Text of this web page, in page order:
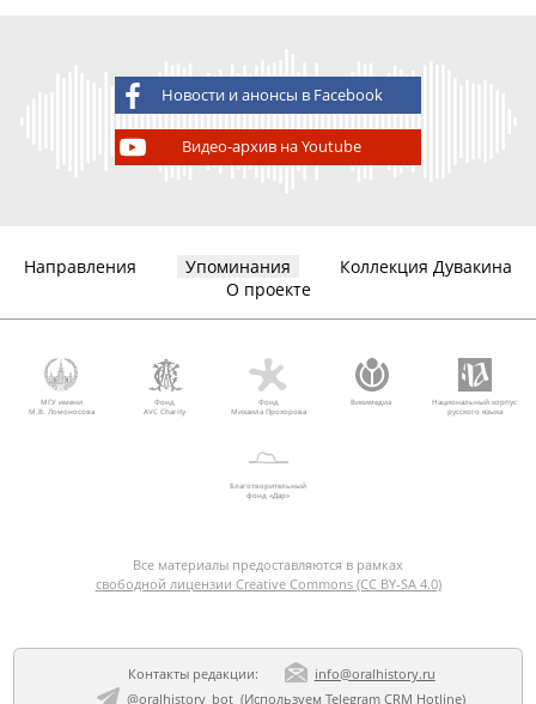
Новости и анонсы в Facebook
Видео-архив на Youtube
Направления Упоминания
Коллекция Дувакина
О проекте
МГУ имени
М.В. Ломоносова
Фонд
AVC Charity
Фонд
Михаила Прохорова
Викимедиа
Национальный корпус
русского языка
Благотворительный
фонд «Дар»
Все материалы предоставляются в рамках
свободной лицензии Creative Commons (CC BY-SA 4.0)
Контакты редакции:
info@oralhistory.ru
@oralhistory_bot(Используем Telegram CRM Hotline)